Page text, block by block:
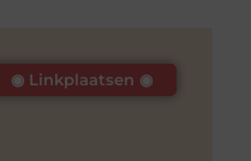
◉ Linkplaatsen ◉